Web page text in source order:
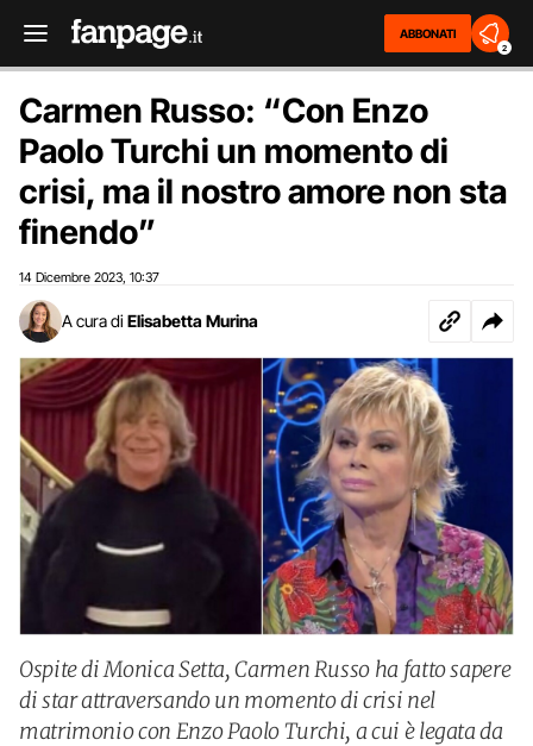
ABBONATI
2
Carmen Russo: “Con Enzo
Paolo Turchi un momento di
crisi, ma il nostro amore non sta
finendo”
14 Dicembre 2023 10:37
A cura di Elisabetta Murina
Ospite di Monica Setta, Carmen Russo ha fatto sapere
di star attraversando un momento di crisi nel
matrimonio con Enzo Paolo Turchi, a cui è legata da